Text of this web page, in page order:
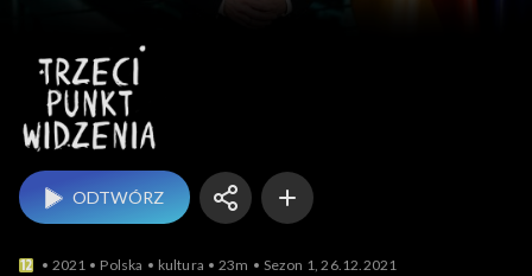
ODTWÓRZ
2021 Polska kultura 23m Sezon 1, 26.12.2021